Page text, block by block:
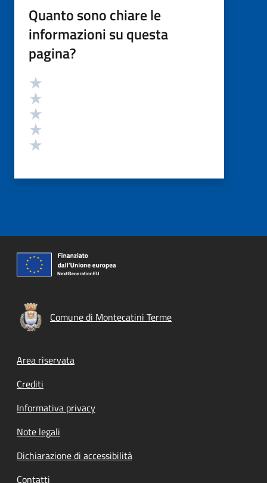
Quanto sono chiare le
informazioni su questa
pagina?
Valutazione
Comune di Montecatini Terme
Footer menu
Area riservata
Crediti
Informativa privacy
Note legali
Dichiarazione di accessibilità
Contatti